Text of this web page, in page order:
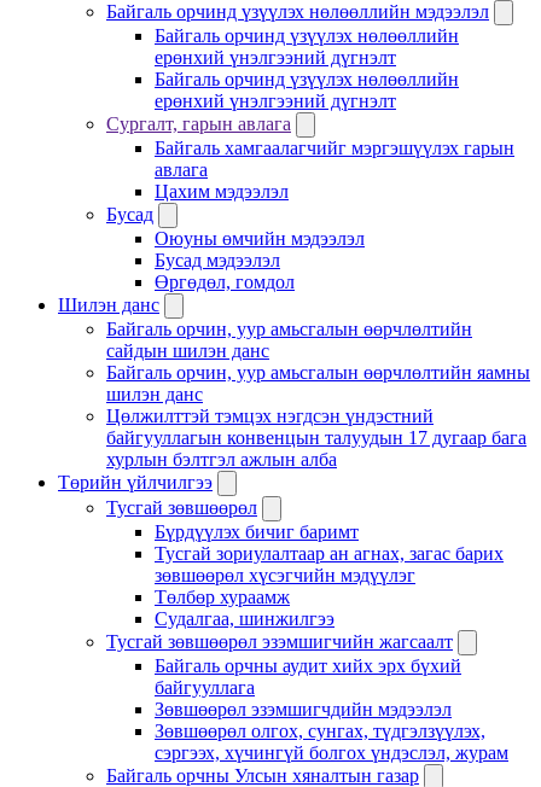
Байгаль орчинд үзүүлэх нөлөөллийн мэдээлэл
Байгаль орчинд үзүүлэх нөлөөллийн
ерөнхий үнэлгээний дүгнэлт
Байгаль орчинд үзүүлэх нөлөөллийн
ерөнхий үнэлгээний дүгнэлт
Сургалт, гарын авлага
Байгаль хамгаалагчийг мэргэшүүлэх гарын
авлага
Цахим мэдээлэл
Бусад
Оюуны өмчийн мэдээлэл
Бусад мэдээлэл
Өргөдөл, гомдол
Шилэн данс
Байгаль орчин, уур амьсгалын өөрчлөлтийн
сайдын шилэн данс
Байгаль орчин, уур амьсгалын өөрчлөлтийн яамны
шилэн данс
Цөлжилттэй тэмцэх нэгдсэн үндэстний
байгууллагын конвенцын талуудын 17 дугаар бага
хурлын бэлтгэл ажлын алба
Төрийн үйлчилгээ
Тусгай зөвшөөрөл
Бүрдүүлэх бичиг баримт
Тусгай зориулалтаар ан агнах, загас барих
зөвшөөрөл хүсэгчийн мэдүүлэг
Төлбөр хураамж
Судалгаа, шинжилгээ
Тусгай зөвшөөрөл эзэмшигчийн жагсаалт
Байгаль орчны аудит хийх эрх бүхий
байгууллага
Зөвшөөрөл эзэмшигчдийн мэдээлэл
Зөвшөөрөл олгох, сунгах, түдгэлзүүлэх,
сэргээх, хүчингүй болгох үндэслэл, журам
Байгаль орчны Улсын хяналтын газар